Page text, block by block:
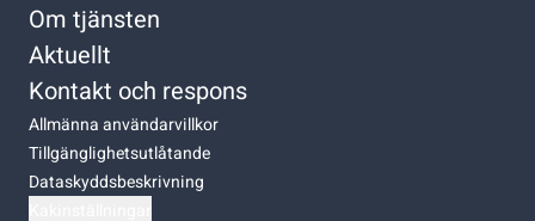
Om tjänsten
Aktuellt
Kontakt och respons
Allmänna användarvillkor
Tillgänglighetsutlåtande
Dataskyddsbeskrivning